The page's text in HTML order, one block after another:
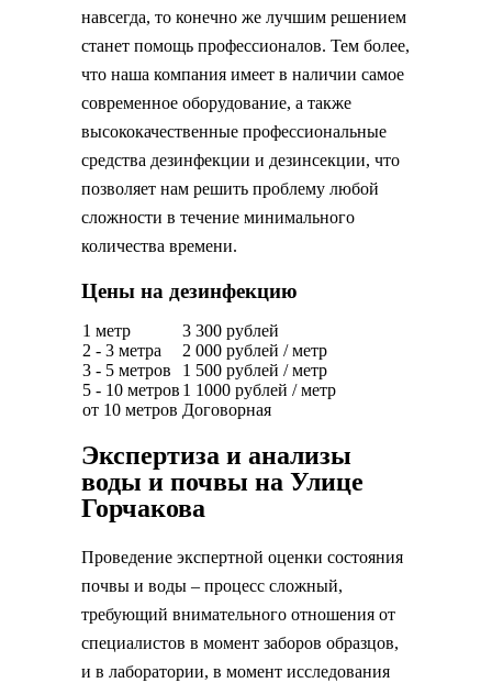
навсегда, то конечно же лучшим решением
станет помощь профессионалов. Тем более,
что наша компания имеет в наличии самое
современное оборудование, а также
высококачественные профессиональные
средства дезинфекции и дезинсекции, что
позволяет нам решить проблему любой
сложности в течение минимального
количества времени.
Цены на дезинфекцию
1 метр
3 300 рублей
2 - 3 метра
2 000 рублей / метр
3 - 5 метров
1 500 рублей / метр
5 - 10 метров 1 1000 рублей / метр
от 10 метров Договорная
Экспертиза и анализы
воды и почвы на Улице
Горчакова
Проведение экспертной оценки состояния
почвы и воды – процесс сложный,
требующий внимательного отношения от
специалистов в момент заборов образцов,
и в лаборатории, в момент исследования